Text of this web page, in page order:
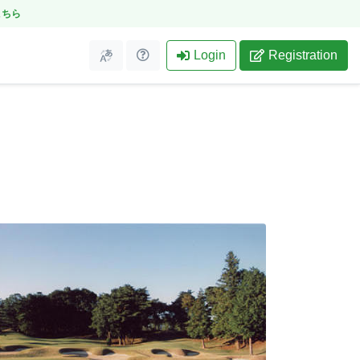
ら
Login Registration